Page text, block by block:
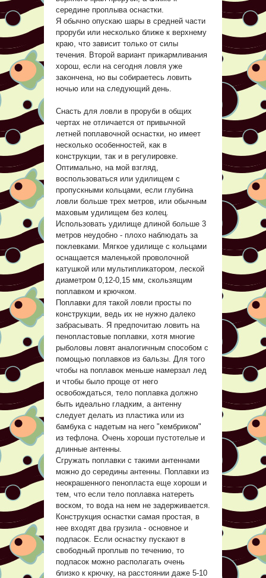
середине проплыва оснастки.
Я обычно опускаю шары в средней части
проруби или несколько ближе к верхнему
краю, что зависит только от силы
течения. Второй вариант прикармливания
хорош, если на сегодня ловля уже
закончена, но вы собираетесь ловить
ночью или на следующий день.
Снасть для ловли в проруби в общих
чертах не отличается от привычной
летней поплавочной оснастки, но имеет
несколько особенностей, как в
конструкции, так и в регулировке.
Оптимально, на мой взгляд,
воспользоваться или удилищем с
пропускными кольцами, если глубина
ловли больше трех метров, или обычным
маховым удилищем без колец.
Использовать удилище длиной больше 3
метров неудобно - плохо наблюдать за
поклевками. Мягкое удилище с кольцами
оснащается маленькой проволочной
катушкой или мультипликатором, леской
диаметром 0,12-0,15 мм, скользящим
поплавком и крючком.
Поплавки для такой ловли просты по
конструкции, ведь их не нужно далеко
забрасывать. Я предпочитаю ловить на
пенопластовые поплавки, хотя многие
рыболовы ловят аналогичным способом с
помощью поплавков из бальзы. Для того
чтобы на поплавок меньше намерзал лед
и чтобы было проще от него
освобождаться, тело поплавка должно
быть идеально гладким, а антенну
следует делать из пластика или из
бамбука с надетым на него "кембриком"
из тефлона. Очень хороши пустотелые и
длинные антенны.
Сгружать поплавки с такими антеннами
можно до середины антенны. Поплавки из
неокрашенного пенопласта еще хороши и
тем, что если тело поплавка натереть
воском, то вода на нем не задерживается.
Конструкция оснастки самая простая, в
нее входят два грузила - основное и
подпасок. Если оснастку пускают в
свободный проплыв по течению, то
подпасок можно располагать очень
близко к крючку, на расстоянии даже 5-10